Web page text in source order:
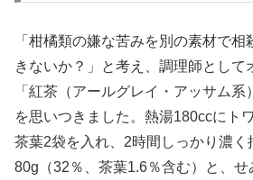
「柑橘類の嫌な苦みを別の素材で
きないか？」と考え、調理師として
「紅茶（アールグレイ・アッサム
を思いつきました。熱湯180ccにト
茶葉2袋を入れ、2時間しっかり濃く
80g（32％、茶葉1.6％含む）と、せ